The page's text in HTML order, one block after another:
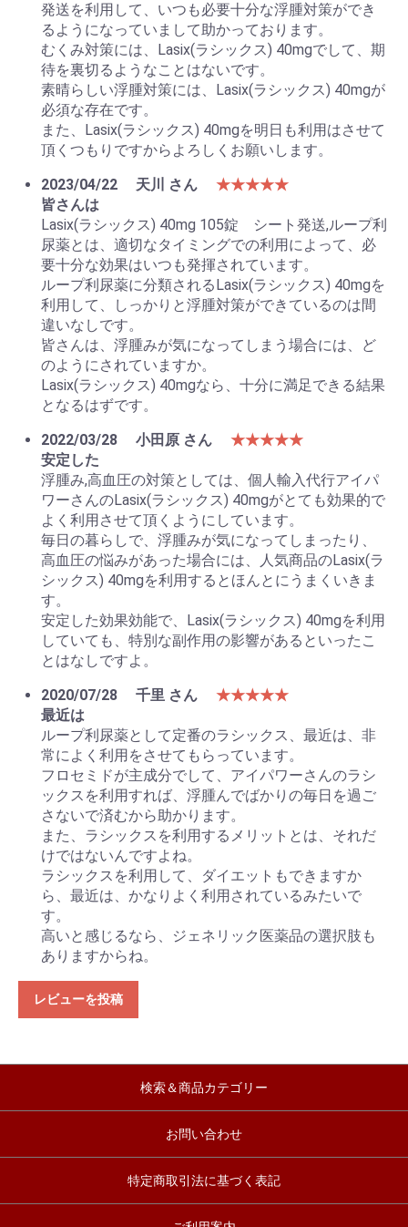
発送を利用して、いつも必要十分な浮腫対策ができ
るようになっていまして助かっております。
むくみ対策には、Lasix(ラシックス) 40mgでして、期
待を裏切るようなことはないです。
素晴らしい浮腫対策には、Lasix(ラシックス) 40mgが
必須な存在です。
また、Lasix(ラシックス) 40mgを明日も利用はさせて
頂くつもりですからよろしくお願いします。
2023/04/22
天川 さん
★★★★★
皆さんは
Lasix(ラシックス) 40mg 105錠 シート発送,ループ利
尿薬とは、適切なタイミングでの利用によって、必
要十分な効果はいつも発揮されています。
ループ利尿薬に分類されるLasix(ラシックス) 40mgを
利用して、しっかりと浮腫対策ができているのは間
違いなしです。
皆さんは、浮腫みが気になってしまう場合には、ど
のようにされていますか。
Lasix(ラシックス) 40mgなら、十分に満足できる結果
となるはずです。
2022/03/28
小田原 さん
★★★★★
安定した
浮腫み,高血圧の対策としては、個人輸入代行アイパ
ワーさんのLasix(ラシックス) 40mgがとても効果的で
よく利用させて頂くようにしています。
毎日の暮らしで、浮腫みが気になってしまったり、
高血圧の悩みがあった場合には、人気商品のLasix(ラ
シックス) 40mgを利用するとほんとにうまくいきま
す。
安定した効果効能で、Lasix(ラシックス) 40mgを利用
していても、特別な副作用の影響があるといったこ
とはなしですよ。
2020/07/28
千里 さん
★★★★★
最近は
ループ利尿薬として定番のラシックス、最近は、非
常によく利用をさせてもらっています。
フロセミドが主成分でして、アイパワーさんのラシ
ックスを利用すれば、浮腫んでばかりの毎日を過ご
さないで済むから助かります。
また、ラシックスを利用するメリットとは、それだ
けではないんですよね。
ラシックスを利用して、ダイエットもできますか
ら、最近は、かなりよく利用されているみたいで
す。
高いと感じるなら、ジェネリック医薬品の選択肢も
ありますからね。
レビューを投稿
検索＆商品カテゴリー
お問い合わせ
特定商取引法に基づく表記